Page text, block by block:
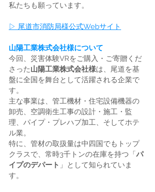
私たちも願っています。
▷ 尾道市消防局様公式Webサイト
山陽工業株式会社様について
今回、災害体験VRをご購入・ご寄贈くだ
さった山陽工業株式会社様は、尾道を基
盤に全国を舞台として活躍される企業で
す。
主な事業は、管工機材・住宅設備機器の
卸売、空調衛生工事の設計・施工・監
理、パイプ・プレハブ加工、そしてホテ
ル業。
特に、管材の取扱量は中四国でもトップ
クラスで、常時3千トンの在庫を持つ「パ
イプのデパート 」として知られていま
す。